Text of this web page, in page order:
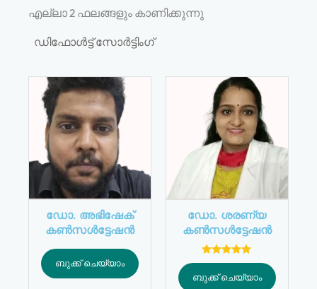
എല്ലാ 2 ഫലങ്ങളും കാണിക്കുന്നു
ഡോ. അഭിഷേക്
കൺസൾട്ടേഷൻ
ബുക്ക് ചെയ്യാം
ഡോ. ശരണ്യ
കൺസൾട്ടേഷൻ
5 ൽ
റേറ്റിംഗ്
ബുക്ക് ചെയ്യാം